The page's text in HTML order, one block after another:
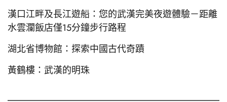
漢口江畔及長江遊船：您的武漢完美夜遊體驗－距離
水雲瀾飯店僅15分鐘步行路程
湖北省博物館：探索中國古代奇蹟
黃鶴樓：武漢的明珠